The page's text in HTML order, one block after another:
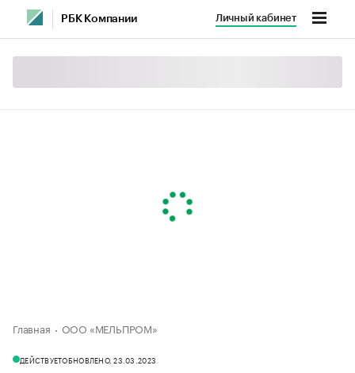
РБК Компании Личный кабинет
Главная ООО «МЕЛЬПРОМ»
ДЕЙСТВУЕТОБНОВЛЕНО, 23.03.2023